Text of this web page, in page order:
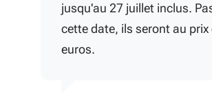
jusqu'au 27 juillet inclus.
cette date, ils seront au prix
euros.